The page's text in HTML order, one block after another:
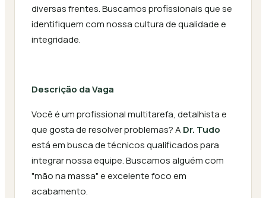
diversas frentes. Buscamos profissionais que se
identifiquem com nossa cultura de qualidade e
integridade.
Descrição da Vaga
Você é um profissional multitarefa, detalhista e
que gosta de resolver problemas? A Dr. Tudo
está em busca de técnicos qualificados para
integrar nossa equipe. Buscamos alguém com
"mão na massa" e excelente foco em
acabamento.